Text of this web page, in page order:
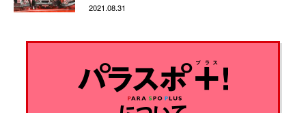
2021.08.31